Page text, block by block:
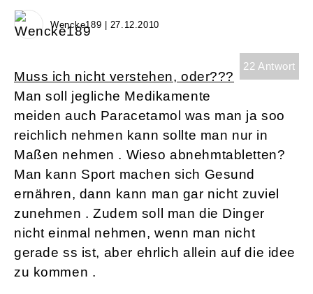
Wencke189 | 27.12.2010
22 Antwort
Muss ich nicht verstehen, oder???
Man soll jegliche Medikamente
meiden auch Paracetamol was man ja soo
reichlich nehmen kann sollte man nur in
Maßen nehmen . Wieso abnehmtabletten?
Man kann Sport machen sich Gesund
ernähren, dann kann man gar nicht zuviel
zunehmen . Zudem soll man die Dinger
nicht einmal nehmen, wenn man nicht
gerade ss ist, aber ehrlich allein auf die idee
zu kommen .